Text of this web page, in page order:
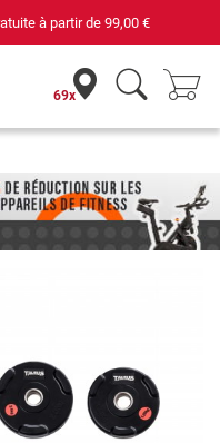
69x